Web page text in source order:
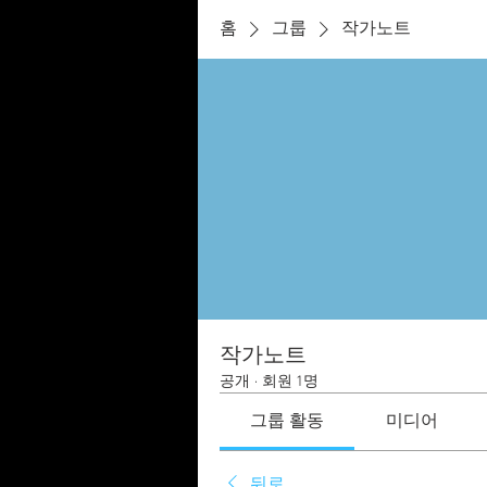
홈 그룹 작가노트
작가노트
공개 · 회원 1명
그룹 활동 미디어